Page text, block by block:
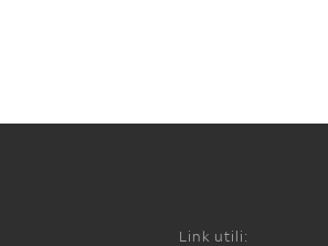
Link utili: